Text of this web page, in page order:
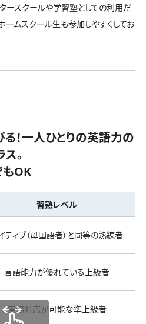
ースクールや学習塾としての利用だ
ームスクール生も参加しやすくしてお
！一人ひとりの英語力の
。
もOK
習熟レベル
ティブ（母国語者）と同等の熟練者
言語能力が優れている上級者
実務対応が可能な準上級者